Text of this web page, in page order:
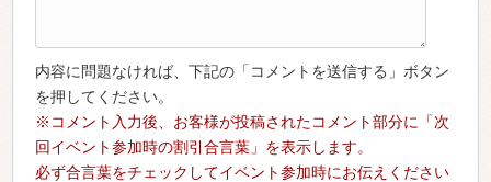
内容に問題なければ、下記の「コメントを送信する」ボタン
を押してください。
※コメント入力後、お客様が投稿されたコメント部分に「次
回イベント参加時の割引合言葉」を表示します。
必ず合言葉をチェックしてイベント参加時にお伝えください